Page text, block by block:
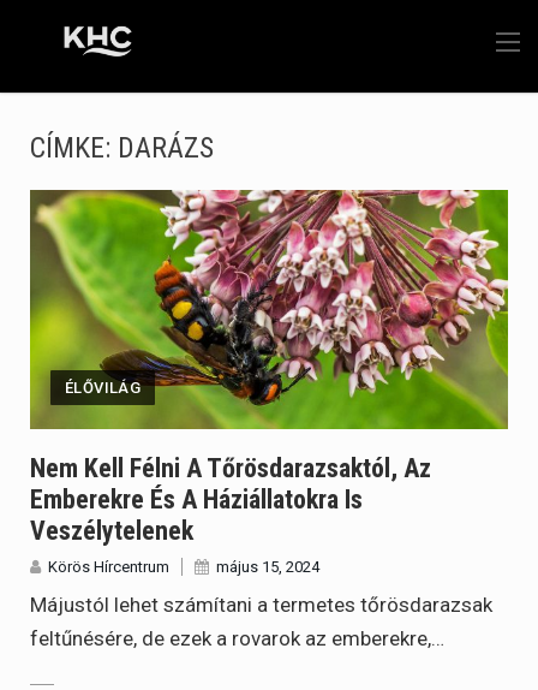
CÍMKE: DARÁZS
ÉLŐVILÁG
Nem Kell Félni A Tőrösdarazsaktól, Az
Emberekre És A Háziállatokra Is
Veszélytelenek
Körös Hírcentrum május 15, 2024
Májustól lehet számítani a termetes tőrösdarazsak
feltűnésére, de ezek a rovarok az emberekre,…